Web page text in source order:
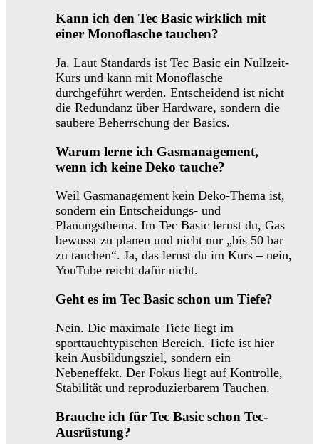
Kann ich den Tec Basic wirklich mit
einer Monoflasche tauchen?
Ja. Laut Standards ist Tec Basic ein Nullzeit-
Kurs und kann mit Monoflasche
durchgeführt werden. Entscheidend ist nicht
die Redundanz über Hardware, sondern die
saubere Beherrschung der Basics.
Warum lerne ich Gasmanagement,
wenn ich keine Deko tauche?
Weil Gasmanagement kein Deko-Thema ist,
sondern ein Entscheidungs- und
Planungsthema. Im Tec Basic lernst du, Gas
bewusst zu planen und nicht nur „bis 50 bar
zu tauchen“. Ja, das lernst du im Kurs – nein,
YouTube reicht dafür nicht.
Geht es im Tec Basic schon um Tiefe?
Nein. Die maximale Tiefe liegt im
sporttauchtypischen Bereich. Tiefe ist hier
kein Ausbildungsziel, sondern ein
Nebeneffekt. Der Fokus liegt auf Kontrolle,
Stabilität und reproduzierbarem Tauchen.
Brauche ich für Tec Basic schon Tec-
Ausrüstung?